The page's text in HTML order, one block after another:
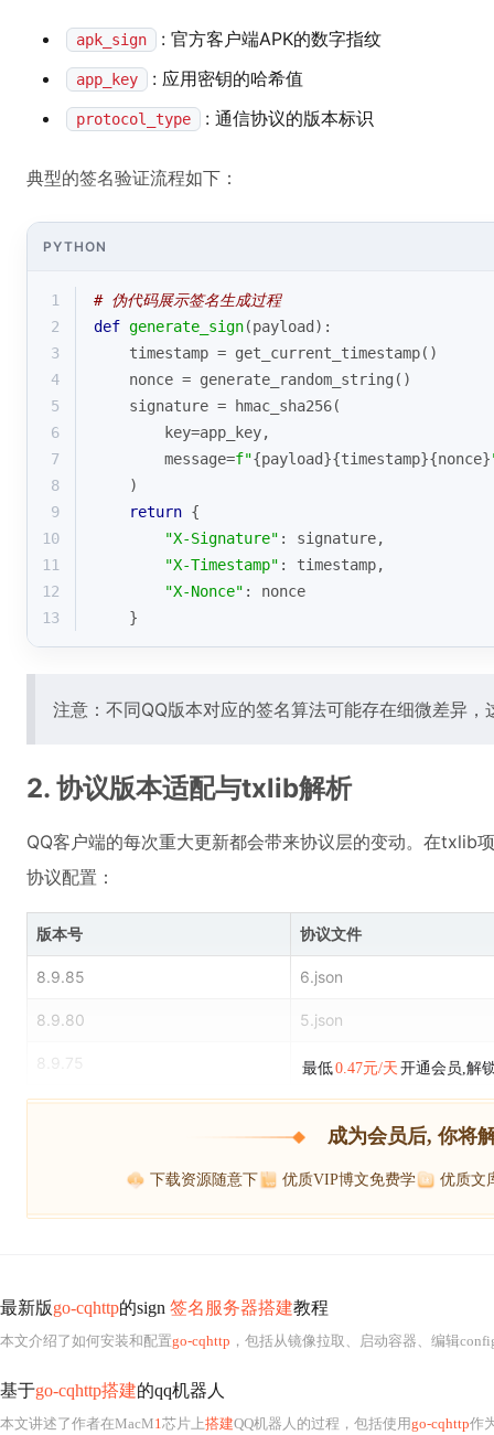
apk_sign : 官方客户端APK的数字指纹
app_key : 应用密钥的哈希值
protocol_type : 通信协议的版本标识
典型的签名验证流程如下：
PYTHON
1
# 伪代码展示签名生成过程
2
def generate_sign(payload ):
3
    timestamp = get_current_timestamp()
4
    nonce = generate_random_string()
5
    signature = hmac_sha256(
6
        key=app_key,
7
        message=
f"{payload}{timestamp}{nonce}
8
    )
9
return {
10
"X-Signature" : signature,
11
"X-Timestamp" : timestamp,
12
"X-Nonce" : nonce
13
    }
注意：不同QQ版本对应的签名算法可能存在细微差异
2. 协议版本适配与txlib解析
QQ客户端的每次重大更新都会带来协议层的变动。在txlib
协议配置：
版本号 协议文件
8.9.85 6.json
8.9.80 5.json
8.9.75 最低0.47元/天 开通会员,解
成为会员后, 你将
下载资源随意下 优质VIP博文免费学 优质文
最新版go-cqhttp的sign 签名服务器搭建教程
本文介绍了如何安装和配置go-cqhttp ，包括从镜像拉取、启动容器、编辑
基于go-cqhttp搭建的qq机器人
本文讲述了作者在MacM1芯片上搭建QQ机器人的过程，包括使用go-cqhttp作